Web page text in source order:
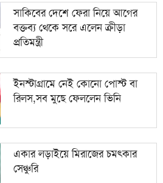
সাকিবের দেশে ফেরা নিয়ে আগের
বক্তব্য থেকে সরে এলেন ক্রীড়া
প্রতিমন্ত্রী
ইনস্টাগ্রামে নেই কোনো পোস্ট বা
রিলস,সব মুছে ফেললেন ভিনি
একার লড়াইয়ে মিরাজের চমৎকার
সেঞ্চুরি